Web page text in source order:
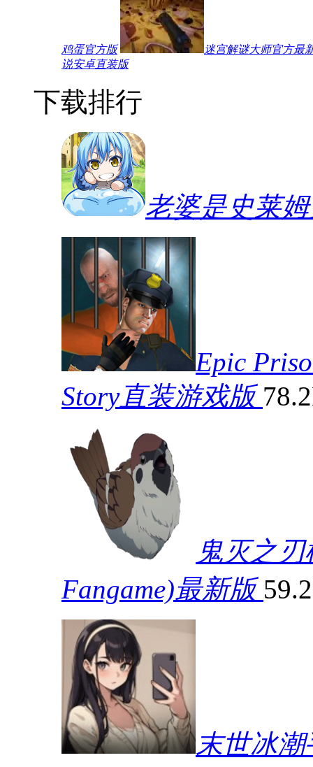
鸡蛋官方版
迷宫解谜大师官方最
说安卓直装版
下载排行
老婆是史莱
Epic
Story直装游戏版
鬼灭之刃
Fangame)最新版
末世冰潮